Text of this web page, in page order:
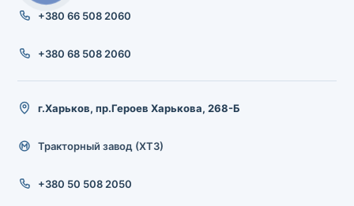
+380 66 508 2060
+380 68 508 2060
г.Харьков, пр.Героев Харькова, 268-Б
Тракторный завод (ХТЗ)
+380 50 508 2050